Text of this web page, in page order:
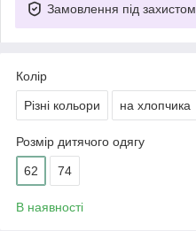
Замовлення під захистом
Колір
Різні кольори на хлопчика
Розмір дитячого одягу
62 74
В наявності